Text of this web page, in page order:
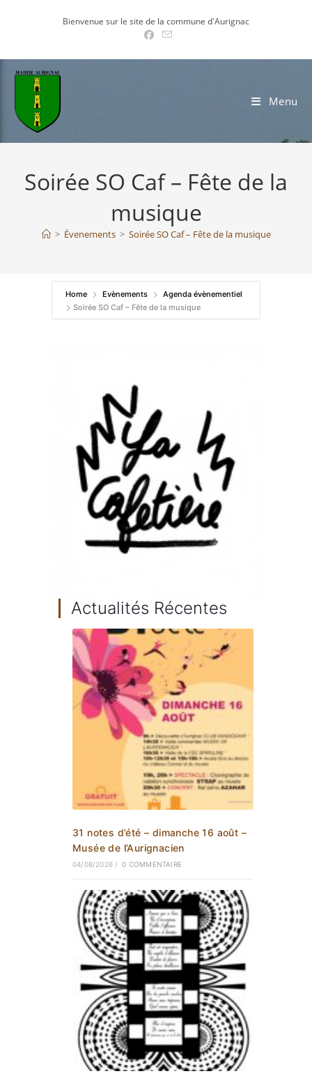
Bienvenue sur le site de la commune d'Aurignac
Menu
Soirée SO Caf – Fête de la
musique
> Évenements > Soirée SO Caf – Fête de la musique
Home Evènements
Agenda évènementiel
Soirée SO Caf – Fête de la musique
Actualités Récentes
31 notes d’été – dimanche 16 août –
Musée de l’Aurignacien
04/08/2026 / 0 COMMENTAIRE